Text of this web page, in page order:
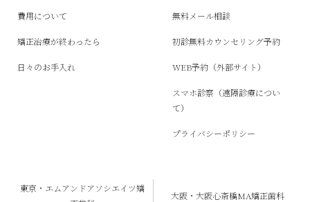
費用について
矯正治療が終わったら
日々のお手入れ
無料メール相談
初診無料カウンセリング予約
WEB予約（外部サイト）
スマホ診察（遠隔診療につい
て）
プライバシーポリシー
東京・エムアンドアソシエイツ矯
大阪・大阪心斎橋MA矯正歯科